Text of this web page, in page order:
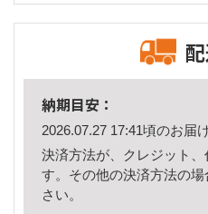
納期目安：
2026.07.27 17:41頃のお届
決済方法が、クレジット
す。その他の決済方法の場
さい。